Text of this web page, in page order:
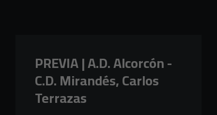
PREVIA | A.D. Alcorcón -
C.D. Mirandés, Carlos
Terrazas